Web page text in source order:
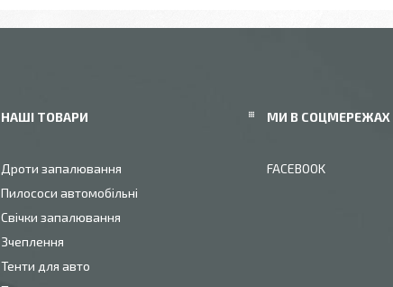
НАШІ ТОВАРИ
Дроти запалювання
Пилососи автомобільні
Свічки запалювання
Зчеплення
Тенти для авто
МИ В СОЦМЕРЕЖАХ
FACEBOOK